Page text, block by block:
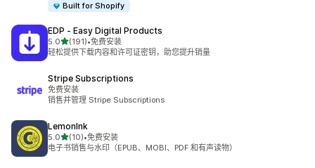
Built for Shopify
EDP ‑ Easy Digital Products
5.0星（满分 5 星）
(191)
总共 191 条评论
•免费安装
轻松提供下载内容和许可证密钥，助您提升销量
Stripe Subscriptions
免费安装
销售并管理 Stripe Subscriptions
LemonInk
5.0星（满分 5 星）
(10)
总共 10 条评论
•免费安装
电子书销售与水印（EPUB、MOBI、PDF 和有声读物）